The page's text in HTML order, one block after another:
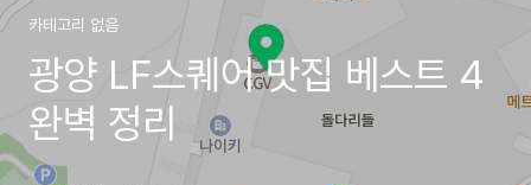
카테고리 없음
광양 LF스퀘어 맛집 베스트 4
완벽 정리